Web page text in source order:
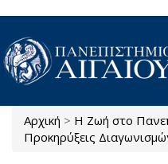
Παράκαμψη προς το κυρίως
Είστε εδώ
Αρχική > Η Ζωή στο
Προκηρύξεις